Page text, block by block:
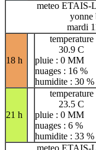
meteo
yonne
mardi
18 h
temperature
30.9 C
pluie : 0 MM
nuages : 16 %
humidite : 30 %
21 h
temperature
23.5 C
pluie : 0 MM
nuages : 6 %
humidite : 33 %
meteo